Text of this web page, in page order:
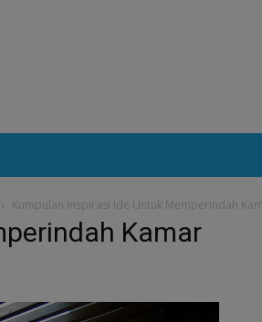
Kumpulan Inspirasi Ide Untuk Memperindah
Kamar